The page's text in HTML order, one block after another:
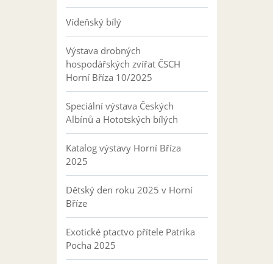
Vídeňský bílý
Výstava drobných
hospodářských zvířat ČSCH
Horní Bříza 10/2025
Speciální výstava Českých
Albínů a Hototských bílých
Katalog výstavy Horní Bříza
2025
Dětský den roku 2025 v Horní
Bříze
Exotické ptactvo přítele Patrika
Pocha 2025